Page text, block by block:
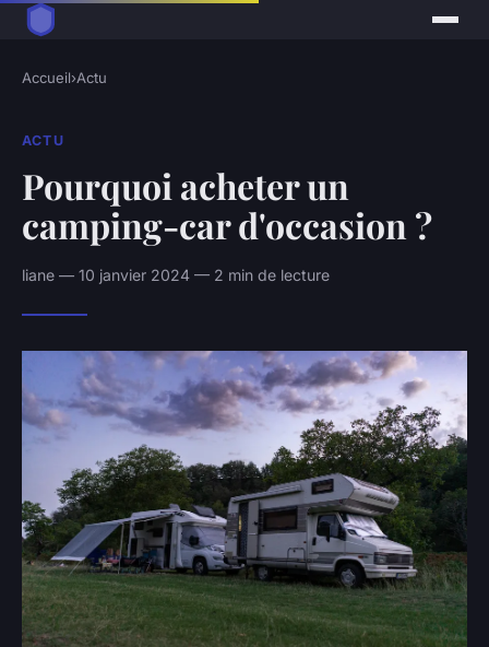
Accueil›Actu
ACTU
Pourquoi acheter un
camping-car d'occasion ?
liane — 10 janvier 2024 — 2 min de lecture